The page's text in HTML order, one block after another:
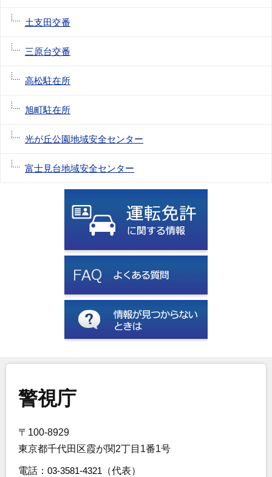
土支田交番
三原台交番
高松駐在所
旭町駐在所
光が丘公園地域安全センター
富士見台地域安全センター
警視庁
〒100-8929
東京都千代田区霞が関2丁目1番1号
電話： 03-3581-4321 （代表）